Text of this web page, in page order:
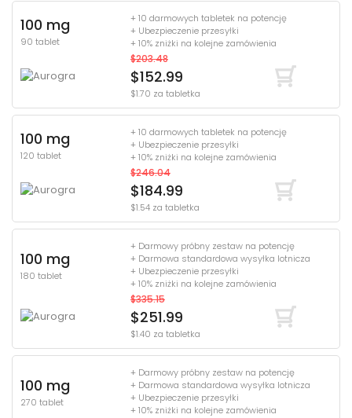
100 mg
90 tablet
+ 10 darmowych tabletek na potencję
+ Ubezpieczenie przesyłki
+ 10% zniżki na kolejne zamówienia
$203.48
$152.99
$1.70 za tabletka
100 mg
120 tablet
+ 10 darmowych tabletek na potencję
+ Ubezpieczenie przesyłki
+ 10% zniżki na kolejne zamówienia
$246.04
$184.99
$1.54 za tabletka
100 mg
180 tablet
+ Darmowy próbny zestaw na potencję
+ Darmowa standardowa wysyłka lotnicza
+ Ubezpieczenie przesyłki
+ 10% zniżki na kolejne zamówienia
$335.15
$251.99
$1.40 za tabletka
100 mg
270 tablet
+ Darmowy próbny zestaw na potencję
+ Darmowa standardowa wysyłka lotnicza
+ Ubezpieczenie przesyłki
+ 10% zniżki na kolejne zamówienia